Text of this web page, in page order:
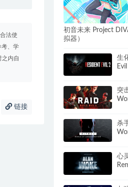
法使
考、学
内自
链接
初音未来 Project
拟器）
生
突
杀
心